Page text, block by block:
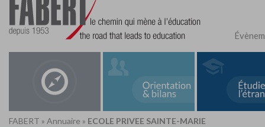
FABERT » Annuaire » ECOLE PRIVEE SAINTE-MARIE